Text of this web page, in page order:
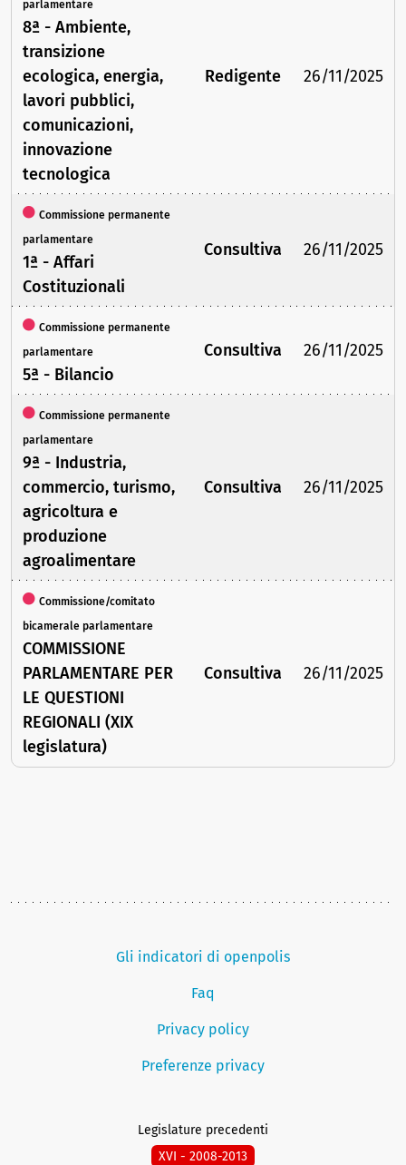
parlamentare
8ª - Ambiente,
transizione
ecologica, energia,
lavori pubblici,
comunicazioni,
innovazione
tecnologica
Redigente 26/11/2025
Commissione permanente
parlamentare
1ª - Affari
Costituzionali
Consultiva 26/11/2025
Commissione permanente
parlamentare
5ª - Bilancio
Consultiva 26/11/2025
Commissione permanente
parlamentare
9ª - Industria,
commercio, turismo,
agricoltura e
produzione
agroalimentare
Consultiva 26/11/2025
Commissione/comitato
bicamerale parlamentare
COMMISSIONE
PARLAMENTARE PER
LE QUESTIONI
REGIONALI (XIX
legislatura)
Consultiva 26/11/2025
Gli indicatori di openpolis
Faq
Privacy policy
Preferenze privacy
Legislature precedenti
XVI - 2008-2013